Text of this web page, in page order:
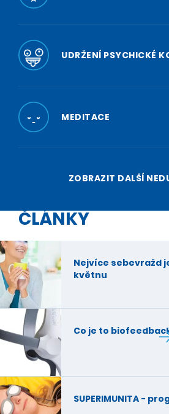
UDRŽENÍ PSYCHICKÉ
MEDITACE
ZOBRAZIT DALŠÍ
ČLÁNKY
Nejvíce sebevražd
květnu
Co je to
SUPERIMUNITA -